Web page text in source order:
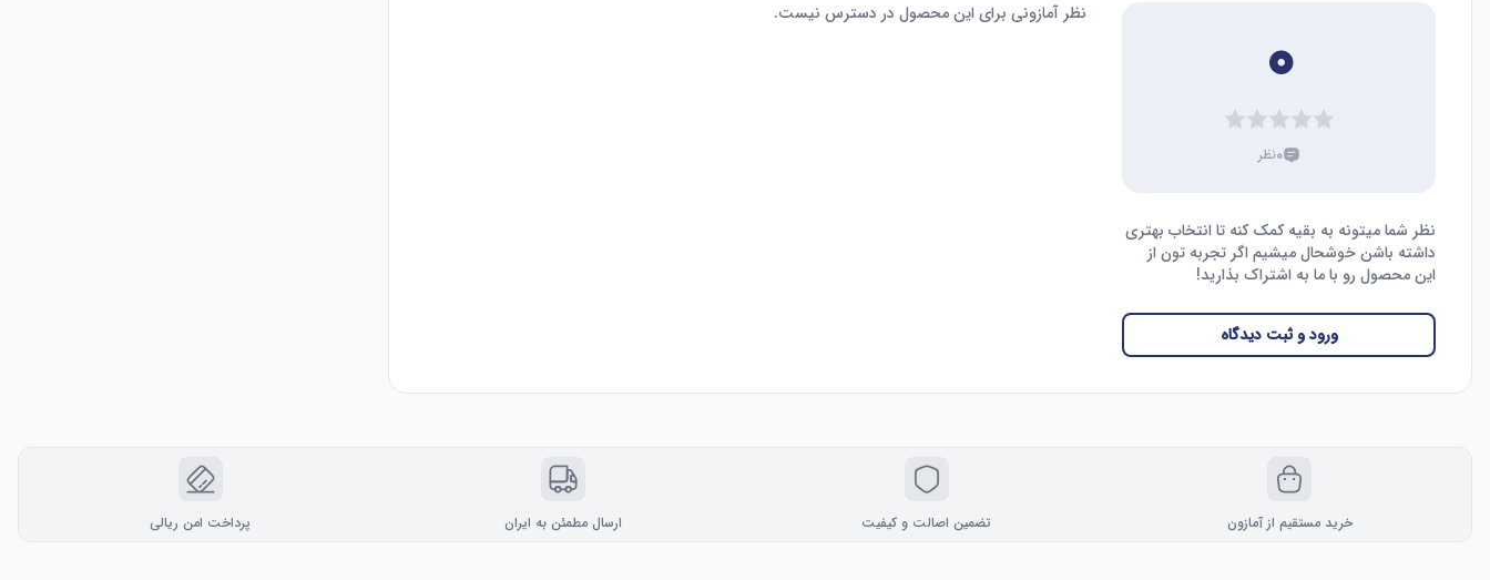
۰
۰نظر
نظر شما میتونه به بقیه کمک کنه تا انتخاب بهتری
داشته باشن خوشحال میشیم اگر تجربه تون از
این محصول رو با ما به اشتراک بذارید!
ورود و ثبت دیدگاه
نظر آمازونی برای این محصول در دسترس نیست.
خرید مستقیم از آمازون تضمین اصالت و کیفیت ارسال مطمئن به ایران پرداخت امن ریالی